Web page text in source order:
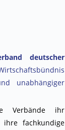
deutscher
unabhängiger
Verbände ihr
ihre fachkundige